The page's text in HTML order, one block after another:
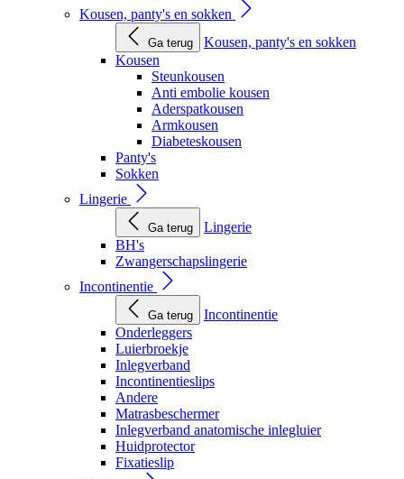
Kousen, panty's en sokken
Ga terug
Kousen, panty's en sokken
Kousen
Steunkousen
Anti embolie kousen
Aderspatkousen
Armkousen
Diabeteskousen
Panty's
Sokken
Lingerie
Ga terug
Lingerie
BH's
Zwangerschapslingerie
Incontinentie
Ga terug
Incontinentie
Onderleggers
Luierbroekje
Inlegverband
Incontinentieslips
Andere
Matrasbeschermer
Inlegverband anatomische inlegluier
Huidprotector
Fixatieslip